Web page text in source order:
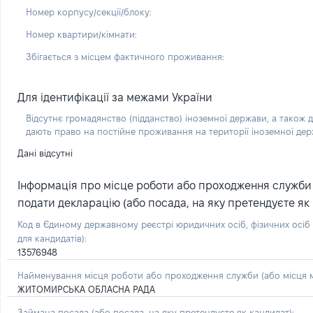
Номер корпусу/секції/блоку:
Номер квартири/кімнати:
Збігається з місцем фактичного проживання:
Для ідентифікації за межами України
Відсутнє громадянство (підданство) іноземної держави, а також
дають право на постійне проживання на території іноземної
Дані відсутні
Інформація про місце роботи або проходження
подати декларацію (або посада, на яку претендуєте як
Код в Єдиному державному реєстрі юридичних осіб, фізичних
для кандидатів):
13576948
Найменування місця роботи або проходження служби (або місця
ЖИТОМИРСЬКА ОБЛАСНА РАДА